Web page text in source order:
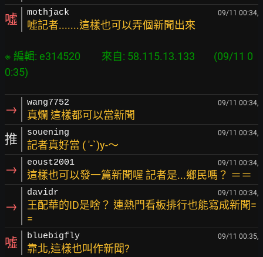
噓 mothjack 09/11 00:34,
噓記者.......這樣也可以弄個新聞出來
※ 編輯: e314520         來自: 58.115.13.133        (09/11 0
→ wang7752 09/11 00:34,
真爛 這樣都可以當新聞
推 souening 09/11 00:34,
記者真好當 ( ′-`)y-～
→ eoust2001 09/11 00:34,
這樣也可以發一篇新聞喔 記者是...鄉民嗎？ ＝＝
→
davidr 09/11 00:34,
王配華的ID是啥？ 連熱門看板排行也能寫成新聞=
=
噓 bluebigfly 09/11 00:35,
靠北,這樣也叫作新聞?